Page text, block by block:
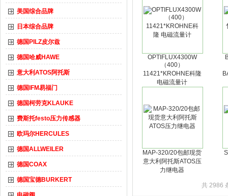
美国综合品牌
日本综合品牌
德国PILZ皮尔兹
德国哈威HAWE
意大利ATOS阿托斯
德国IFM易福门
德国柯劳克KLAUKE
费斯托festo压力传感器
欧玛尔HERCULES
德国ALLWEILER
德国COAX
德国宝德BURKERT
OPTIFLUX4300W
（400）
11421*KROHNE科隆
电磁流量计
MAP-320/20包邮现货
意大利阿托斯ATOS压
力继电器
共 2986